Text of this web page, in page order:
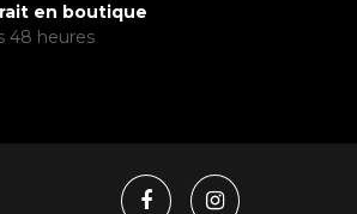
en boutique
48 heures